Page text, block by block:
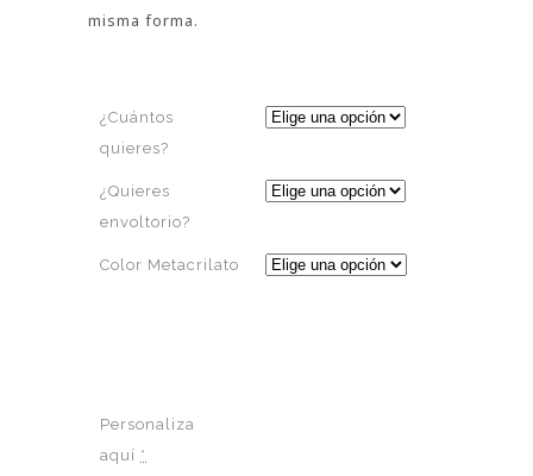
misma forma.
¿Cuántos
quieres?
¿Quieres
envoltorio?
Color Metacrilato
Personaliza
aquí *